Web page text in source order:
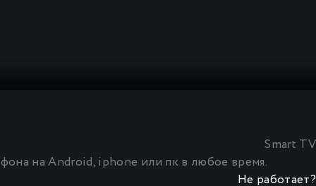
Smart TV
на Android, iphone или пк в любое время.
Не работает?